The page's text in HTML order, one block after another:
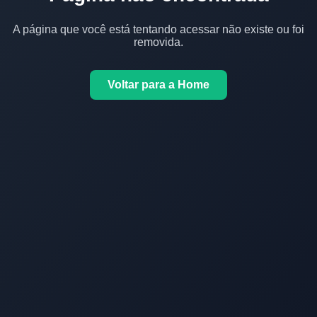
A página que você está tentando acessar não existe ou foi
removida.
Voltar para a Home